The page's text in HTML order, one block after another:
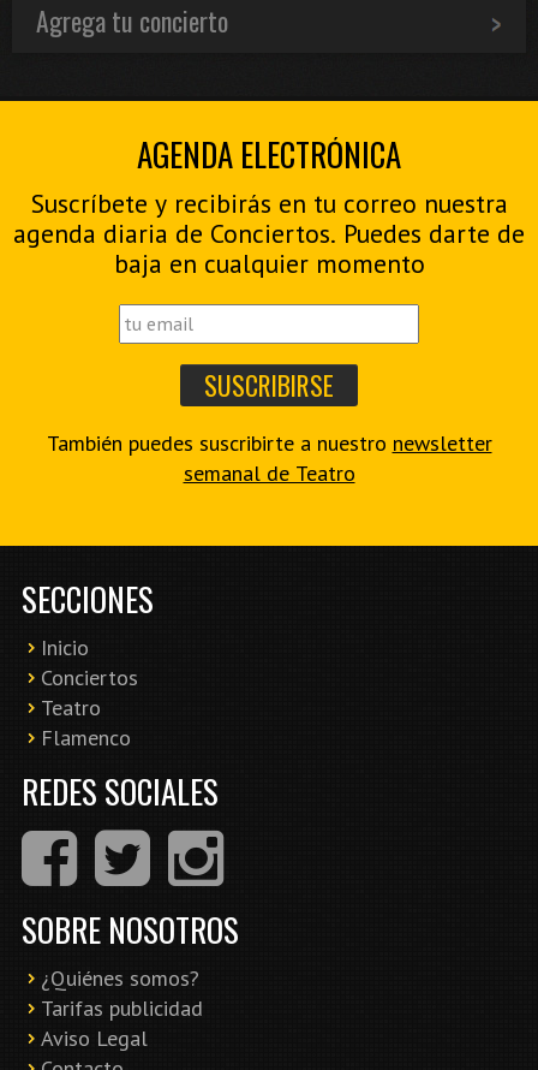
Agrega tu concierto
AGENDA ELECTRÓNICA
Suscríbete y recibirás en tu correo nuestra
agenda diaria de Conciertos. Puedes darte de
baja en cualquier momento
También puedes suscribirte a nuestro newsletter
semanal de Teatro
SECCIONES
Inicio
Conciertos
Teatro
Flamenco
REDES SOCIALES
SOBRE NOSOTROS
¿Quiénes somos?
Tarifas publicidad
Aviso Legal